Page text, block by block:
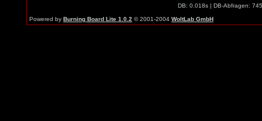
DB: 0.018s | DB-Abfragen:
Powered by Burning Board Lite 1.0.2 © 2001-2004 WoltLab GmbH